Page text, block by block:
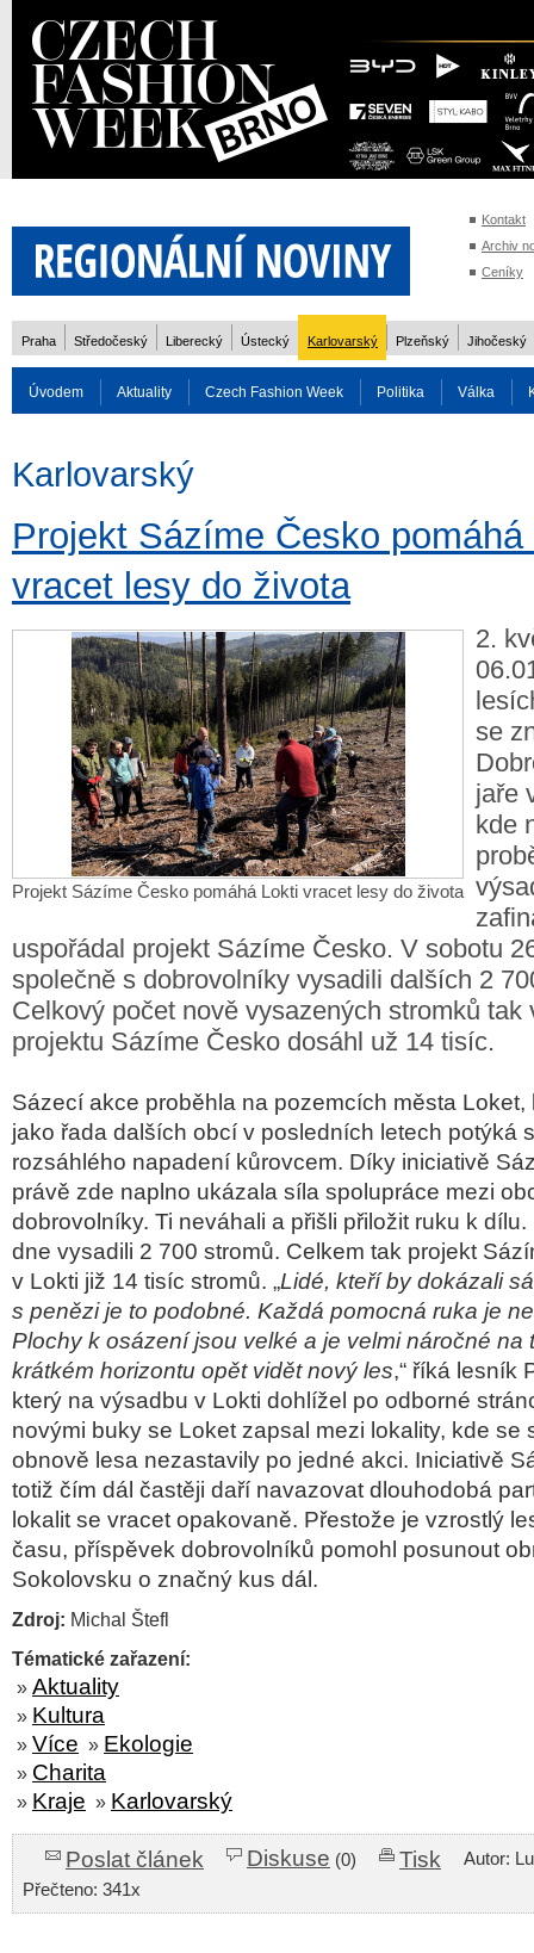
Kontakt
Archiv
Ceníky
Praha Středočeský Liberecký Ústecký Karlovarský Plzeňský Jihočeský
Úvodem Aktuality Czech Fashion Week Politika Válka
Karlovarský
Projekt Sázíme Česko pomáhá
vracet lesy do života
Projekt Sázíme Česko pomáhá Lokti vracet lesy do života
2.
se
jaře
kde
uspořádal projekt Sázíme Česko. V sobotu
společně s dobrovolníky vysadili dalších 2
Celkový počet nově vysazených stromků tak
projektu Sázíme Česko dosáhl už 14 tisíc.
Sázecí akce proběhla na pozemcích města Loket,
jako řada dalších obcí v posledních letech potýká
rozsáhlého napadení kůrovcem. Díky iniciativě
právě zde naplno ukázala síla spolupráce mezi
dobrovolníky. Ti neváhali a přišli přiložit ruku k
dne vysadili 2 700 stromů. Celkem tak projekt
v Lokti již 14 tisíc stromů. „Lidé, kteří by dokázali
s penězi je to podobné. Každá pomocná ruka je
Plochy k osázení jsou velké a je velmi náročné na
krátkém horizontu opět vidět nový les,“ říká lesník
který na výsadbu v Lokti dohlížel po odborné
novými buky se Loket zapsal mezi lokality, kde se
obnově lesa nezastavily po jedné akci. Iniciativě
totiž čím dál častěji daří navazovat dlouhodobá
lokalit se vracet opakovaně. Přestože je vzrostlý
času, příspěvek dobrovolníků pomohl posunout
Sokolovsku o značný kus dál.
Zdroj: Michal Štefl
Tématické zařazení:
» Aktuality
» Kultura
» Více » Ekologie
» Charita
» Kraje » Karlovarský
Poslat článek Diskuse (0) Tisk
Autor:
Přečteno: 341x